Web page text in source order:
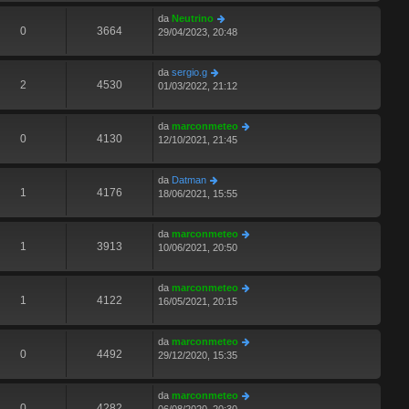
0 3664
da Neutrino
29/04/2023, 20:48
2 4530
da sergio.g
01/03/2022, 21:12
0 4130
da marconmeteo
12/10/2021, 21:45
1 4176
da Datman
18/06/2021, 15:55
1 3913
da marconmeteo
10/06/2021, 20:50
1 4122
da marconmeteo
16/05/2021, 20:15
0 4492
da marconmeteo
29/12/2020, 15:35
da marconmeteo